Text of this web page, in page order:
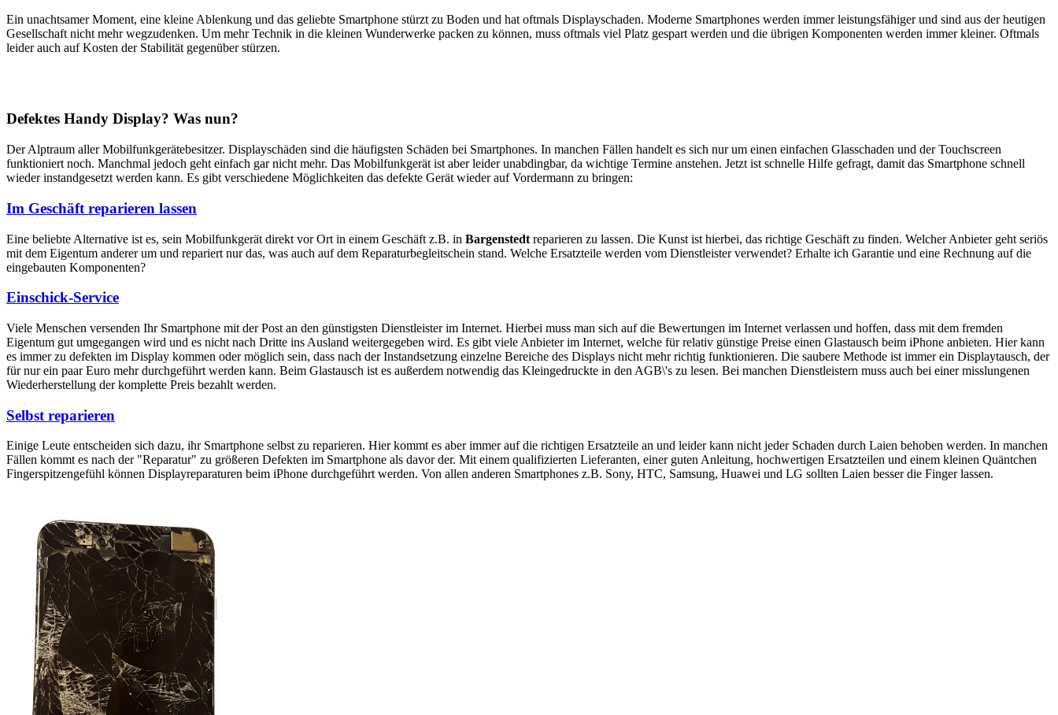
Ein unachtsamer Moment, eine kleine Ablenkung und das geliebte Smartphone stürzt zu Boden und hat oftmals Displayschaden. Moderne Smartphones werden immer leistungsfähiger und sind aus der heutigen
Gesellschaft nicht mehr wegzudenken. Um mehr Technik in die kleinen Wunderwerke packen zu können, muss oftmals viel Platz gespart werden und die übrigen Komponenten werden immer kleiner. Oftmals
leider auch auf Kosten der Stabilität gegenüber stürzen.
Defektes Handy Display? Was nun?
Der Alptraum aller Mobilfunkgerätebesitzer. Displayschäden sind die häufigsten Schäden bei Smartphones. In manchen Fällen handelt es sich nur um einen einfachen Glasschaden und der Touchscreen
funktioniert noch. Manchmal jedoch geht einfach gar nicht mehr. Das Mobilfunkgerät ist aber leider unabdingbar, da wichtige Termine anstehen. Jetzt ist schnelle Hilfe gefragt, damit das Smartphone schnell
wieder instandgesetzt werden kann. Es gibt verschiedene Möglichkeiten das defekte Gerät wieder auf Vordermann zu bringen:
Im Geschäft reparieren lassen
Eine beliebte Alternative ist es, sein Mobilfunkgerät direkt vor Ort in einem Geschäft z.B. in Bargenstedt reparieren zu lassen. Die Kunst ist hierbei, das richtige Geschäft zu finden. Welcher Anbieter geht seriös
mit dem Eigentum anderer um und repariert nur das, was auch auf dem Reparaturbegleitschein stand. Welche Ersatzteile werden vom Dienstleister verwendet? Erhalte ich Garantie und eine Rechnung auf die
eingebauten Komponenten?
Einschick-Service
Viele Menschen versenden Ihr Smartphone mit der Post an den günstigsten Dienstleister im Internet. Hierbei muss man sich auf die Bewertungen im Internet verlassen und hoffen, dass mit dem fremden
Eigentum gut umgegangen wird und es nicht nach Dritte ins Ausland weitergegeben wird. Es gibt viele Anbieter im Internet, welche für relativ günstige Preise einen Glastausch beim iPhone anbieten. Hier kann
es immer zu defekten im Display kommen oder möglich sein, dass nach der Instandsetzung einzelne Bereiche des Displays nicht mehr richtig funktionieren. Die saubere Methode ist immer ein Displaytausch, der
für nur ein paar Euro mehr durchgeführt werden kann. Beim Glastausch ist es außerdem notwendig das Kleingedruckte in den AGB\'s zu lesen. Bei manchen Dienstleistern muss auch bei einer misslungenen
Wiederherstellung der komplette Preis bezahlt werden.
Selbst reparieren
Einige Leute entscheiden sich dazu, ihr Smartphone selbst zu reparieren. Hier kommt es aber immer auf die richtigen Ersatzteile an und leider kann nicht jeder Schaden durch Laien behoben werden. In manchen
Fällen kommt es nach der "Reparatur" zu größeren Defekten im Smartphone als davor der. Mit einem qualifizierten Lieferanten, einer guten Anleitung, hochwertigen Ersatzteilen und einem kleinen Quäntchen
Fingerspitzengefühl können Displayreparaturen beim iPhone durchgeführt werden. Von allen anderen Smartphones z.B. Sony, HTC, Samsung, Huawei und LG sollten Laien besser die Finger lassen.